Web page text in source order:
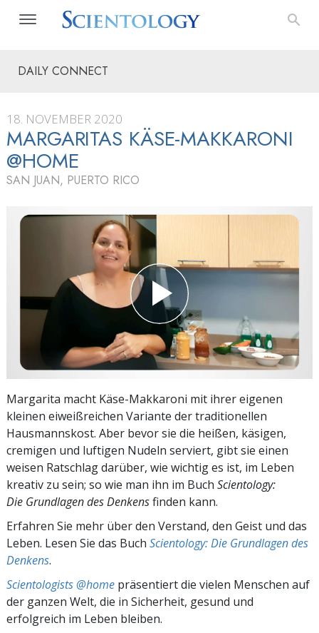
DAILY CONNECT
18. NOVEMBER 2020
MARGARITAS KÄSE-MAKKARONI
@HOME
SAN JUAN, PUERTO RICO
Margarita macht Käse-Makkaroni mit ihrer eigenen
kleinen eiweißreichen Variante der traditionellen
Hausmannskost. Aber bevor sie die heißen, käsigen,
cremigen und luftigen Nudeln serviert, gibt sie einen
weisen Ratschlag darüber, wie wichtig es ist, im Leben
kreativ zu sein; so wie man ihn im Buch Scientology:
Die Grundlagen des Denkensfinden kann.
Erfahren Sie mehr über den Verstand, den Geist und das
Leben. Lesen Sie das Buch Scientology: Die Grundlagen des
Denkens.
Scientologists @home präsentiert die vielen Menschen auf
der ganzen Welt, die in Sicherheit, gesund und
erfolgreich im Leben bleiben.